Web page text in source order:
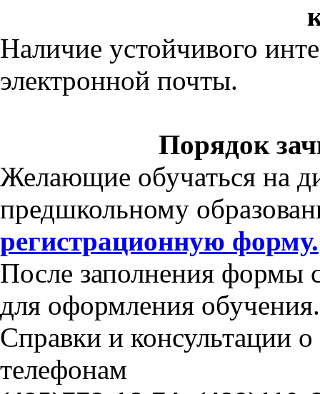
Наличие устойчивого
электронной почты.
Порядок
Желающие обучаться на
предшкольному
регистрационную форму.
После заполнения формы
для оформления обучения.
Справки и консультации
телефонам